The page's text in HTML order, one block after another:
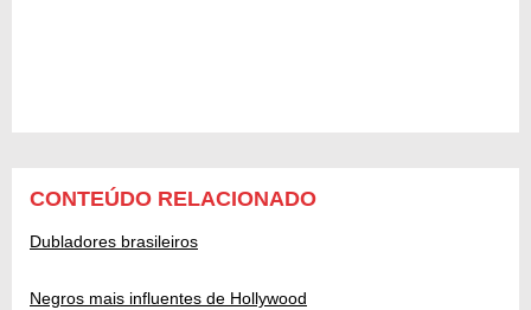
CONTEÚDO RELACIONADO
Dubladores brasileiros
Negros mais influentes de Hollywood